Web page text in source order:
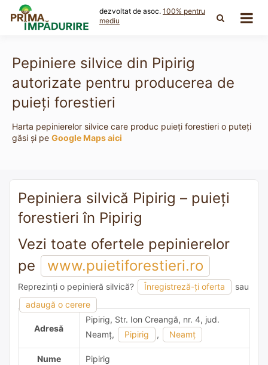
content
dezvoltat de asoc. 100% pentru
mediu
Pepiniere silvice din Pipirig
autorizate pentru producerea de
puieți forestieri
Harta pepinierelor silvice care produc puieți forestieri o puteți
găsi și pe Google Maps aici
Pepiniera silvică Pipirig – puieți
forestieri în Pipirig
Vezi toate ofertele pepinierelor
pe
www.puietiforestieri.ro
Reprezinți o pepinieră silvică? Înregistreză-ți oferta
sau
adaugă o cerere
adaugă o recomandare
Adresă
Pipirig, Str. Ion Creangă, nr. 4, jud.
Neamţ,
Pipirig , Neamţ
Nume Pipirig